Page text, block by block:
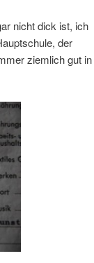
nicht dick ist, ich
der
ziemlich gut in